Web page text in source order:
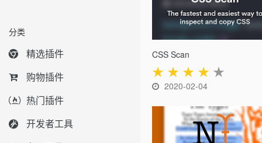
分类
精选插件
购物插件
热门插件
开发者工具
CSS Scan
★ ★ ★ ★ ★
2020-02-04